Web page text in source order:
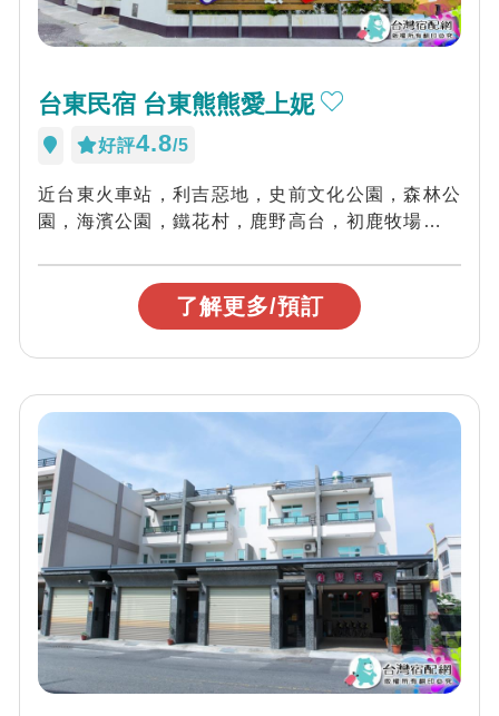
台東民宿 台東熊熊愛上妮
好評4.8/5
近台東火車站，利吉惡地，史前文化公園，森林公
園，海濱公園，鐵花村，鹿野高台，初鹿牧場，小
了解更多/預訂